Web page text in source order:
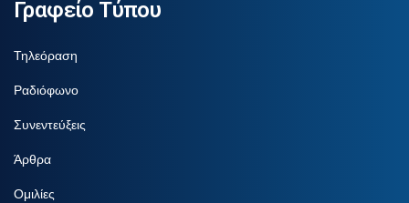
Γραφείο Τύπου
Τηλεόραση
Ραδιόφωνο
Συνεντεύξεις
Άρθρα
Ομιλίες